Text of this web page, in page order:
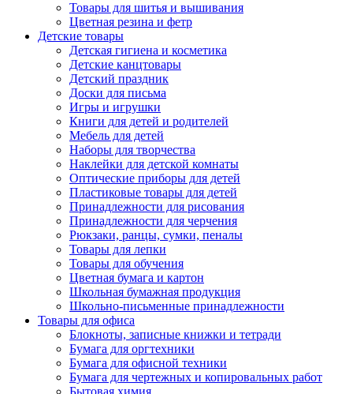
Товары для шитья и вышивания
Цветная резина и фетр
Детские товары
Детская гигиена и косметика
Детские канцтовары
Детский праздник
Доски для письма
Игры и игрушки
Книги для детей и родителей
Мебель для детей
Наборы для творчества
Наклейки для детской комнаты
Оптические приборы для детей
Пластиковые товары для детей
Принадлежности для рисования
Принадлежности для черчения
Рюкзаки, ранцы, сумки, пеналы
Товары для лепки
Товары для обучения
Цветная бумага и картон
Школьная бумажная продукция
Школьно-письменные принадлежности
Товары для офиса
Блокноты, записные книжки и тетради
Бумага для оргтехники
Бумага для офисной техники
Бумага для чертежных и копировальных работ
Бытовая химия